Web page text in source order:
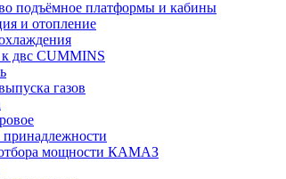
подъёмное платформы и кабины
и отопление
к двс CUMMINS
газов
мощности КАМАЗ